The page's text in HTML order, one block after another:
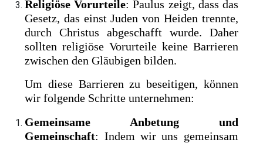
Religiöse Vorurteile: Paulus zeigt, dass das
Gesetz, das einst Juden von Heiden trennte,
durch Christus abgeschafft wurde. Daher
sollten religiöse Vorurteile keine Barrieren
zwischen den Gläubigen bilden.
Um diese Barrieren zu beseitigen, können
wir folgende Schritte unternehmen:
Gemeinsame Anbetung und
Gemeinschaft: Indem wir uns gemeinsam